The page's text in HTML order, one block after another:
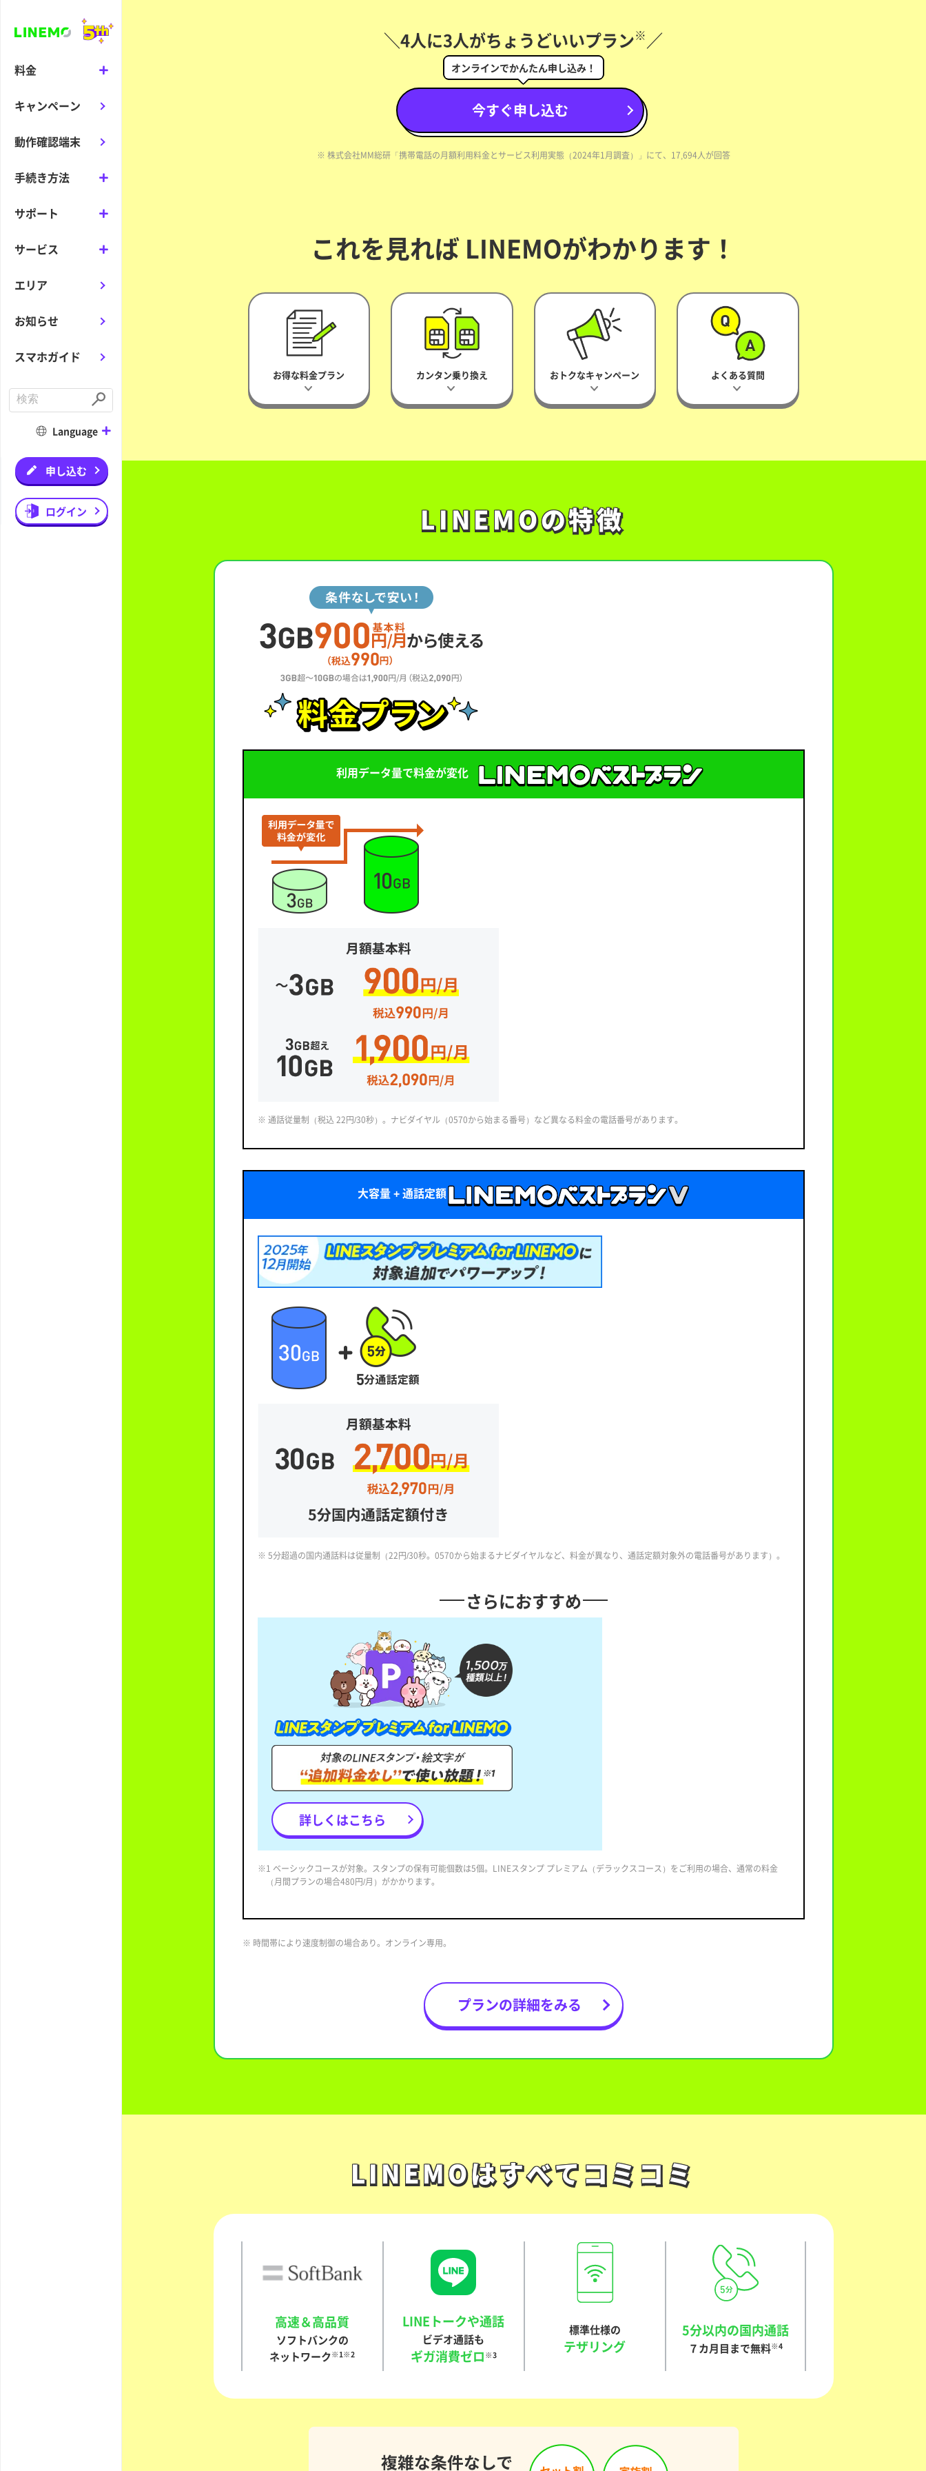
料金
キャンペーン
動作確認端末
手続き方法
サポート
サービス
エリア
お知らせ
スマホガイド
n
S
u
m
t
Language
申し込む
ログイン
＼4人に3人がちょうどいいプラン※ ／
オンラインでかんたん申し込み！
今すぐ申し込む
※ 株式会社MM総研「携帯電話の月額利用料金とサービス利用実態（2024年1月調査）」にて、17,694人が回答
これを見れば LINEMOがわかります！
お得な料金プラン カンタン乗り換え おトクなキャンペーン よくある質問
LINEMOの特徴
LINEMOの特徴
利用データ量で料金が変化
※ 通話従量制（税込 22円/30秒）。ナビダイヤル（0570から始まる番号）など異なる料金の電話番号があります。
大容量 + 通話定額
※ 5分超過の国内通話料は従量制（22円/30秒。0570から始まるナビダイヤルなど、料金が異なり、通話定額対象外の電話番号があります）。
さらにおすすめ
詳しくはこちら
※1 ベーシックコースが対象。スタンプの保有可能個数は5個。LINEスタンプ プレミアム（デラックスコース）をご利用の場合、通常の料金
（月間プランの場合480円/月）がかかります。
※ 時間帯により速度制御の場合あり。オンライン専用。
プランの詳細をみる
LINEMOはすべてコミコミ
LINEMOはすべてコミコミ
高速＆高品質
ソフトバンクの
ネットワーク※1※2
LINEトークや通話
ビデオ通話も
ギガ消費ゼロ ※3
標準仕様の
テザリング
5分以内の国内通話
７カ月目まで無料※4